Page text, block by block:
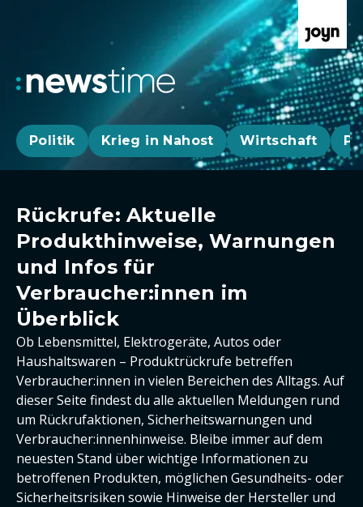
Politik Krieg in Nahost Wirtschaft
Rückrufe: Aktuelle
Produkthinweise, Warnungen
und Infos für
Verbraucher:innen im
Überblick
Ob Lebensmittel, Elektrogeräte, Autos oder
Haushaltswaren – Produktrückrufe betreffen
Verbraucher:innen in vielen Bereichen des Alltags. Auf
dieser Seite findest du alle aktuellen Meldungen rund
um Rückrufaktionen, Sicherheitswarnungen und
Verbraucher:innenhinweise. Bleibe immer auf dem
neuesten Stand über wichtige Informationen zu
betroffenen Produkten, möglichen Gesundheits- oder
Sicherheitsrisiken sowie Hinweise der Hersteller und